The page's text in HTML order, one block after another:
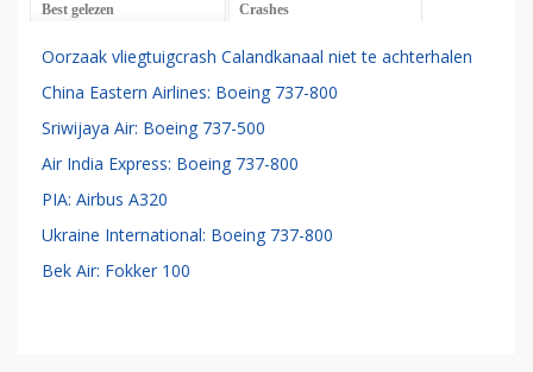
Best gelezen Crashes
Oorzaak vliegtuigcrash Calandkanaal niet te achterhalen
China Eastern Airlines: Boeing 737-800
Sriwijaya Air: Boeing 737-500
Air India Express: Boeing 737-800
PIA: Airbus A320
Ukraine International: Boeing 737-800
Bek Air: Fokker 100